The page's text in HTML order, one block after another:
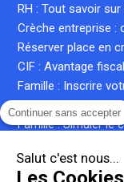
Continuer sans accepter
Salut c'est nous...
RH : Tout savoir
Crèche entreprise :
Réserver place en
CIF : Avantage
Famille : Inscrire
Famille : Trouver
Famille : Simuler le
Qu'est-ce qu'une